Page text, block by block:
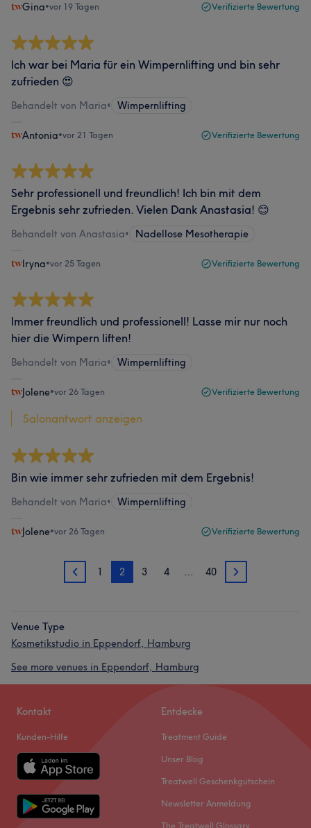
Gina•vor 19 Tagen Verifizierte Bewertung
Ich war bei Maria für ein Wimpernlifting und bin sehr
zufrieden 😍
Behandelt von Maria• Wimpernlifting
Antonia•vor 21 Tagen Verifizierte Bewertung
Sehr professionell und freundlich! Ich bin mit dem
Ergebnis sehr zufrieden. Vielen Dank Anastasia! 😊
Behandelt von Anastasia• Nadellose Mesotherapie
Iryna•vor 25 Tagen Verifizierte Bewertung
Immer freundlich und professionell! Lasse mir nur noch
hier die Wimpern liften!
Behandelt von Maria• Wimpernlifting
Jolene•vor 26 Tagen Verifizierte Bewertung
Salonantwort anzeigen
Bin wie immer sehr zufrieden mit dem Ergebnis!
Behandelt von Maria• Wimpernlifting
Jolene•vor 26 Tagen Verifizierte Bewertung
1 1 2 3 4 … 40 3
Venue Type
Kosmetikstudio in Eppendorf, Hamburg
See more venues in Eppendorf, Hamburg
Kontakt
Kunden-Hilfe
Entdecke
Treatment Guide
Unser Blog
Treatwell Geschenkgutschein
Newsletter Anmeldung
The Treatwell Glossary